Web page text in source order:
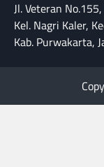
Jl. Veteran
Kel. Nagri Kaler,
Kab. Purwakarta,